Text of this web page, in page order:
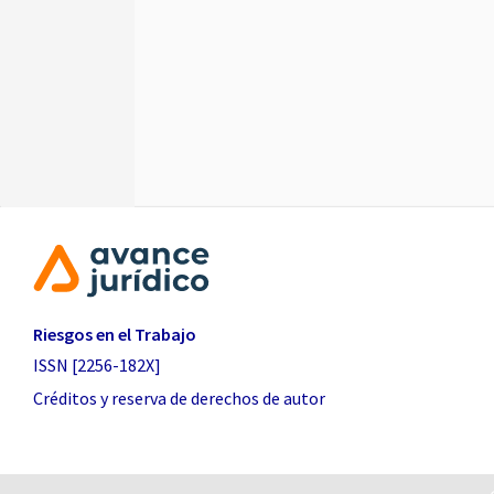
Riesgos en el Trabajo
ISSN [2256-182X]
Créditos y reserva de derechos de autor